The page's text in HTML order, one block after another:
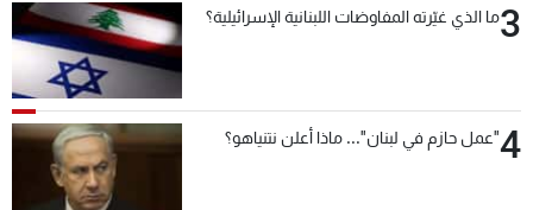
3ما الذي غيّرته المفاوضات اللبنانية الإسرائيلية؟
4"عمل حازم في لبنان"... ماذا أعلن نتنياهو؟